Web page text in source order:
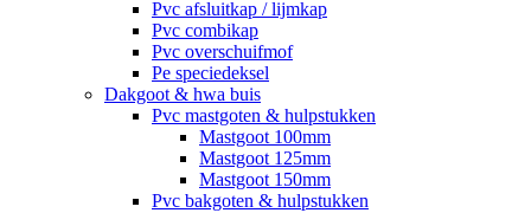
Pvc afsluitkap / lijmkap
Pvc combikap
Pvc overschuifmof
Pe speciedeksel
Dakgoot & hwa buis
Pvc mastgoten & hulpstukken
Mastgoot 100mm
Mastgoot 125mm
Mastgoot 150mm
Pvc bakgoten & hulpstukken